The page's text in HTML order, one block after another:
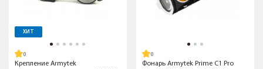
ХИТ
Крепление Armytek
Фонарь Armytek Prime C1 Pro